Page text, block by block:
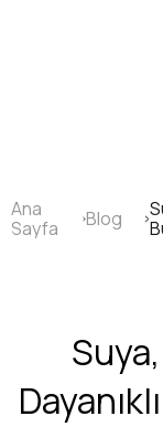
Sayfa
yolu
Ana
Sayfa
Blog